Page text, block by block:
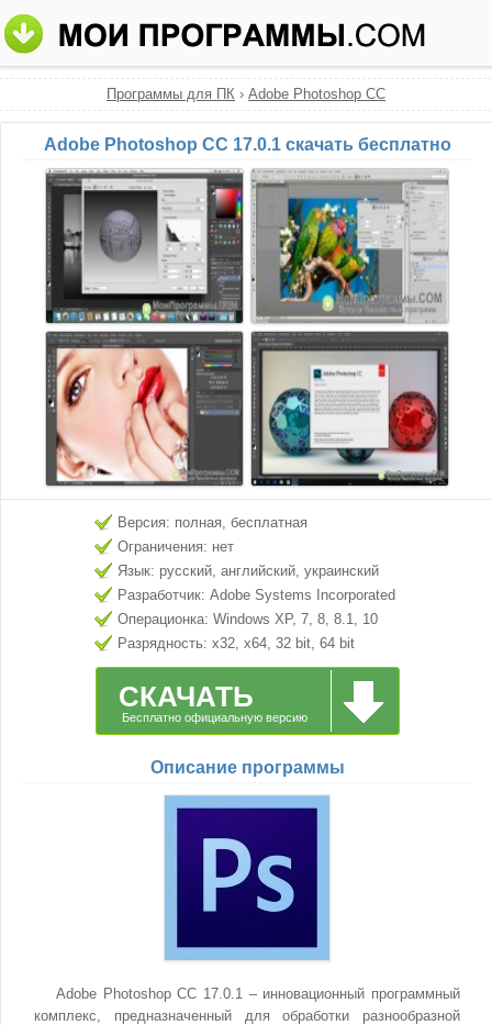
Программы для ПК › Adobe Photoshop CC
Adobe Photoshop CC 17.0.1 скачать бесплатно
Версия: полная, бесплатная
Ограничения: нет
Язык: русский, английский, украинский
Разработчик: Adobe Systems Incorporated
Операционка: Windows XP, 7, 8, 8.1, 10
Разрядность: x32, x64, 32 bit, 64 bit
СКАЧАТЬ
Бесплатно официальную версию
Описание программы
Adobe Photoshop CC 17.0.1 – инновационный программный
комплекс, предназначенный для обработки разнообразной